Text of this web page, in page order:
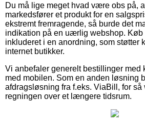
Du må lige meget hvad være obs på,
markedsfører et produkt for en
ekstremt fremragende, så burde det
indikation på en uærlig webshop. Køb
inkluderet i en anordning, som støtter
internet butikker.
Vi anbefaler generelt bestillinger med
med mobilen. Som en anden løsning
afdragsløsning fra f.eks. ViaBill, for så
regningen over et længere tidsrum.